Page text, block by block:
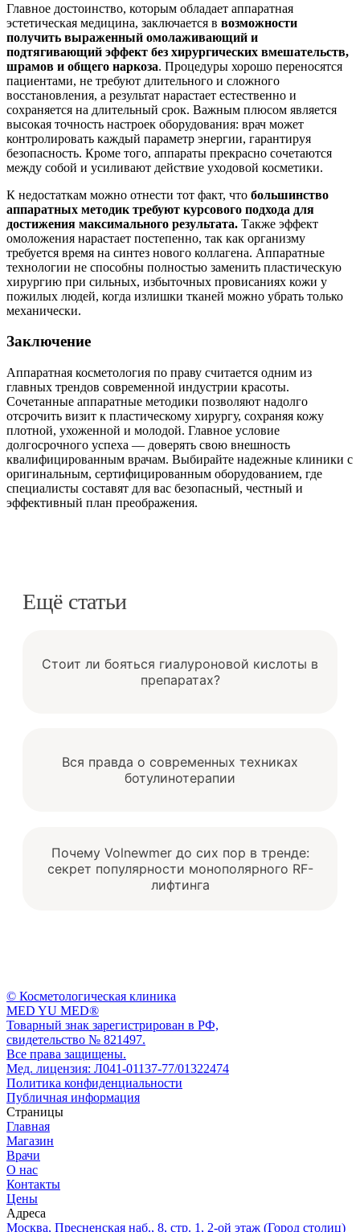
Главное достоинство, которым обладает аппаратная
эстетическая медицина, заключается в возможности
получить выраженный омолаживающий и
подтягивающий эффект без хирургических вмешательств,
шрамов и общего наркоза. Процедуры хорошо переносятся
пациентами, не требуют длительного и сложного
восстановления, а результат нарастает естественно и
сохраняется на длительный срок. Важным плюсом является
высокая точность настроек оборудования: врач может
контролировать каждый параметр энергии, гарантируя
безопасность. Кроме того, аппараты прекрасно сочетаются
между собой и усиливают действие уходовой косметики.
К недостаткам можно отнести тот факт, что большинство
аппаратных методик требуют курсового подхода для
достижения максимального результата. Также эффект
омоложения нарастает постепенно, так как организму
требуется время на синтез нового коллагена. Аппаратные
технологии не способны полностью заменить пластическую
хирургию при сильных, избыточных провисаниях кожи у
пожилых людей, когда излишки тканей можно убрать только
механически.
Заключение
Аппаратная косметология по праву считается одним из
главных трендов современной индустрии красоты.
Сочетанные аппаратные методики позволяют надолго
отсрочить визит к пластическому хирургу, сохраняя кожу
плотной, ухоженной и молодой. Главное условие
долгосрочного успеха — доверять свою внешность
квалифицированным врачам. Выбирайте надежные клиники с
оригинальным, сертифицированным оборудованием, где
специалисты составят для вас безопасный, честный и
эффективный план преображения.
Ещё статьи
Стоит ли бояться гиалуроновой кислоты в
препаратах?
Вся правда о современных техниках
ботулинотерапии
Почему Volnewmer до сих пор в тренде:
секрет популярности монополярного RF-
лифтинга
© Косметологическая клиника
MED YU MED®
Товарный знак зарегистрирован в РФ,
свидетельство № 821497.
Все права защищены.
Мед. лицензия: Л041-01137-77/01322474
Политика конфиденциальности
Публичная информация
Страницы
Главная
Магазин
Врачи
О нас
Контакты
Цены
Адреса
Москва, Пресненская наб., 8, стр. 1, 2-ой этаж (Город столиц)